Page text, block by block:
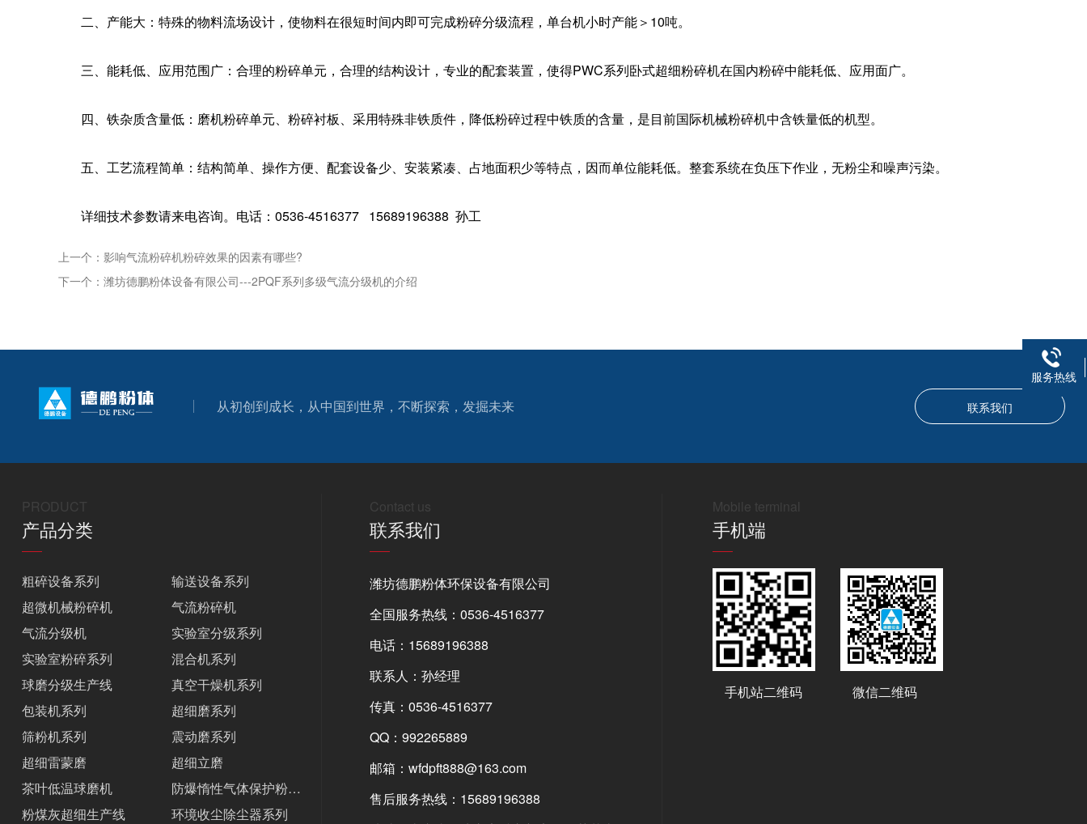
二、产能大：特殊的物料流场设计，使物料在很短时间内即可完成粉碎分级流程，单台机小时产能＞10吨。
三、能耗低、应用范围广：合理的粉碎单元，合理的结构设计，专业的配套装置，使得PWC系列卧式超细粉碎机在国内粉碎中能耗低、应用面广。
四、铁杂质含量低：磨机粉碎单元、粉碎衬板、采用特殊非铁质件，降低粉碎过程中铁质的含量，是目前国际机械粉碎机中含铁量低的机型。
五、工艺流程简单：结构简单、操作方便、配套设备少、安装紧凑、占地面积少等特点，因而单位能耗低。整套系统在负压下作业，无粉尘和噪声污染。
详细技术参数请来电咨询。电话：0536-4516377 15689196388 孙工
上一个： 影响气流粉碎机粉碎效果的因素有哪些?
下一个： 潍坊德鹏粉体设备有限公司---2PQF系列多级气流分级机的介绍
从初创到成长，从中国到世界，不断探索，发掘未来 联系我们
PRODUCT
产品分类
粗碎设备系列
输送设备系列
超微机械粉碎机
气流粉碎机
气流分级机
实验室分级系列
实验室粉碎系列
混合机系列
球磨分级生产线
真空干燥机系列
包装机系列
超细磨系列
筛粉机系列
震动磨系列
超细雷蒙磨
超细立磨
茶叶低温球磨机
防爆惰性气体保护粉碎机
粉煤灰超细生产线
环境收尘除尘器系列
Contact us
联系我们
潍坊德鹏粉体环保设备有限公司
全国服务热线：0536-4516377
电话：15689196388
联系人：孙经理
传真：0536-4516377
QQ：992265889
邮箱：wfdpft888@163.com
售后服务热线：15689196388
Mobile terminal
手机端
手机站二维码 微信二维码
服务热线